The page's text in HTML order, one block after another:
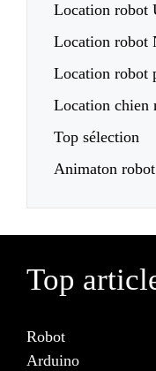
Location robot
Location robot
Location robot
Location chien
Top sélection
Animaton robot
Top
Robot
Arduino